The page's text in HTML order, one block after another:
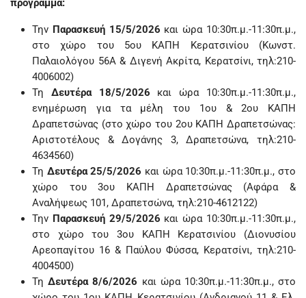
πρόγραμμα:
Την Παρασκευή 15/5/2026 και ώρα 10:30π.μ.-11:30π.μ.,
στο χώρο του 5ου ΚΑΠΗ Κερατσινίου (Κωνστ.
Παλαιολόγου 56Α & Διγενή Ακρίτα, Κερατσίνι, τηλ:210-
4006002)
Τη Δευτέρα 18/5/2026 και ώρα 10:30π.μ.-11:30π.μ.,
ενημέρωση για τα μέλη του 1ου & 2ου ΚΑΠΗ
Δραπετσώνας (στο χώρο του 2ου ΚΑΠΗ Δραπετσώνας:
Αριστοτέλους & Δογάνης 3, Δραπετσώνα, τηλ:210-
4634560)
Τη Δευτέρα 25/5/2026 και ώρα 10:30π.μ.-11:30π.μ., στο
χώρο του 3ου ΚΑΠΗ Δραπετσώνας (Αφάρα &
Αναλήψεως 101, Δραπετσώνα, τηλ:210-4612122)
Την Παρασκευή 29/5/2026 και ώρα 10:30π.μ.-11:30π.μ.,
στο χώρο του 3ου ΚΑΠΗ Κερατσινίου (Διονυσίου
Αρεοπαγίτου 16 & Παύλου Φύσσα, Κερατσίνι, τηλ:210-
4004500)
ΤηΔευτέρα 8/6/2026 και ώρα 10:30π.μ.-11:30π.μ., στο